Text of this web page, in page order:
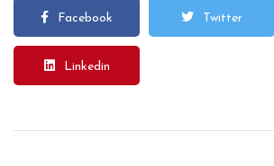
Facebook Twitter
Linkedin